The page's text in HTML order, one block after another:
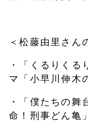
＜松藤由里さん
・「くるりくる
マ「小早川伸木
・「僕たちの
命！刑事どん亀